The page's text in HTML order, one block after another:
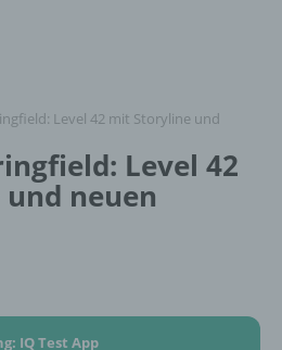
Level 42 mit Storyline und
Level 42
neuen
IQ Test App